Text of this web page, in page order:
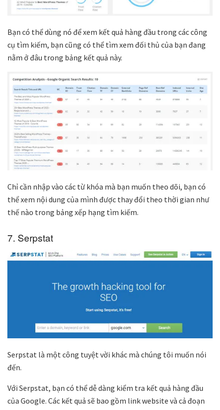
Bạn có thể dùng nó để xem kết quả hàng đầu trong các công
cụ tìm kiếm, bạn cũng có thể tìm xem đối thủ của bạn đang
nằm ở đâu trong bảng kết quả này.
Chỉ cần nhập vào các từ khóa mà bạn muốn theo dõi, bạn có
thể xem nội dung của mình được thay đổi theo thời gian như
thế nào trong bảng xếp hạng tìm kiếm.
7. Serpstat
Serpstat là một công tuyệt vời khác mà chúng tôi muốn nói
đến.
Với Serpstat, bạn có thể dễ dàng kiểm tra kết quả hàng đầu
của Google. Các kết quả sẽ bao gồm link website và cả đoạn